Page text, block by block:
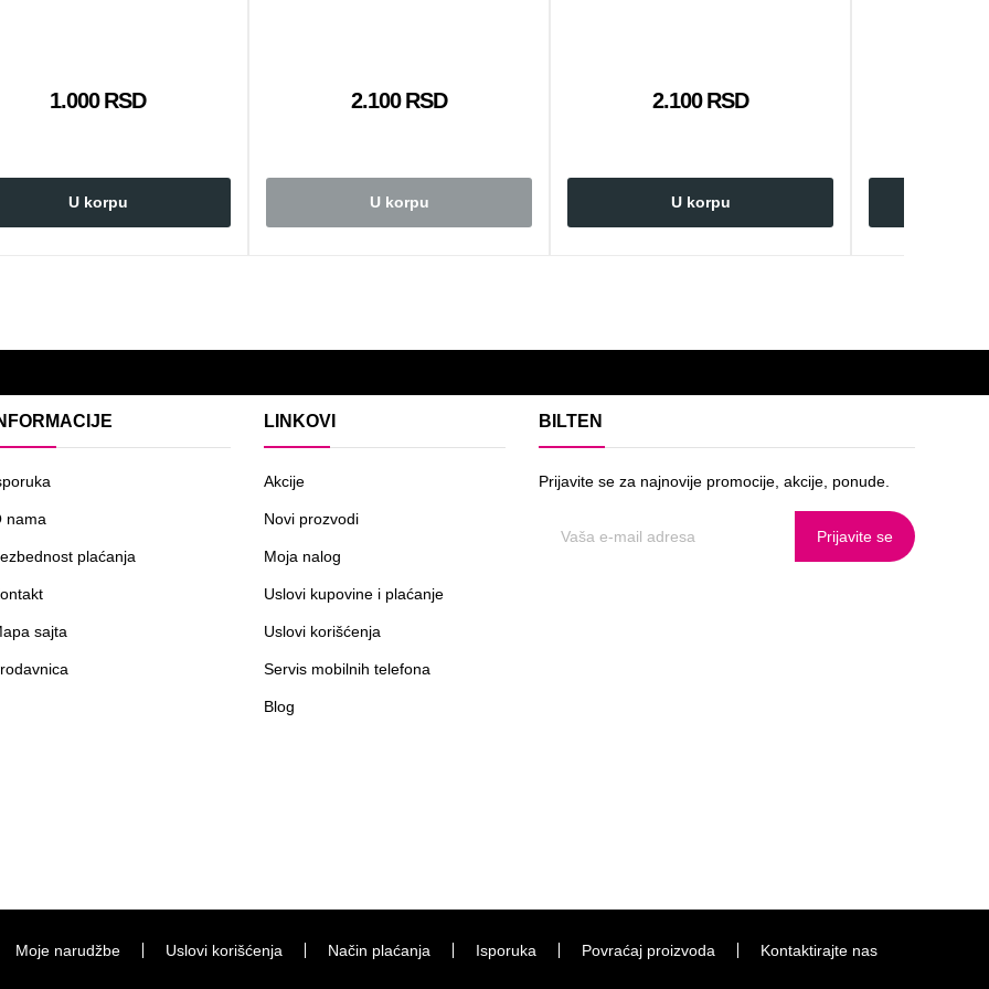
1.000 RSD
U korpu
2.100 RSD
U korpu
2.100 RSD
U korpu
nama
plaćanja
sajta
LINKOVI
Akcije
Novi prozvodi
Moja nalog
Uslovi kupovine i plaćanje
Uslovi korišćenja
Servis mobilnih telefona
Blog
BILTEN
Prijavite se za najnovije promocije, akcije, ponude.
Prijavite se
Moje narudžbe Uslovi korišćenja Način plaćanja Isporuka Povraćaj proizvoda Kontaktirajte nas